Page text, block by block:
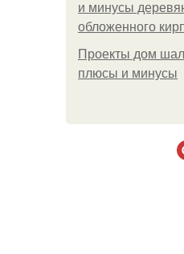
и минусы
обложенного
Проекты дом
плюсы и минусы